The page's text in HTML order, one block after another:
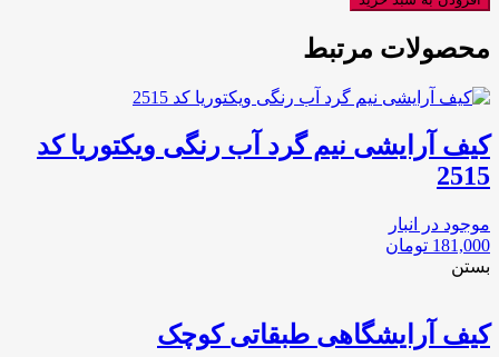
دو
نیم
کد
عدد
محصولات مرتبط
کیف آرایشی نیم گرد آب رنگی ویکتوریا کد
2515
موجود در انبار
181,000 تومان
بستن
کیف آرایشگاهی طبقاتی کوچک